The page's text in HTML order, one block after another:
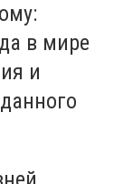
в мире
и